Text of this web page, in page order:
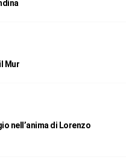
Mur
nell’anima di Lorenzo